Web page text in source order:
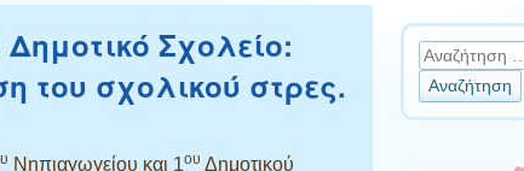
Σχολείο:
του σχολικού στρες.
Νηπιαγωγείου και 1ου Δημοτικού
Αναζήτηση